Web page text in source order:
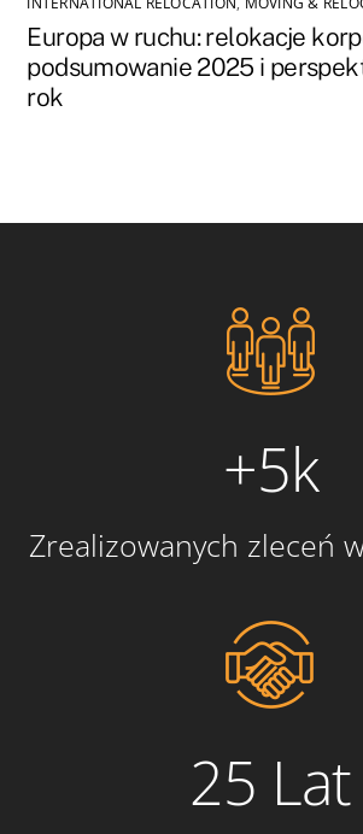
Europa w ruchu: relokacje
podsumowanie 2025 i
rok
+5k
Zrealizowanych zleceń
25 Lat